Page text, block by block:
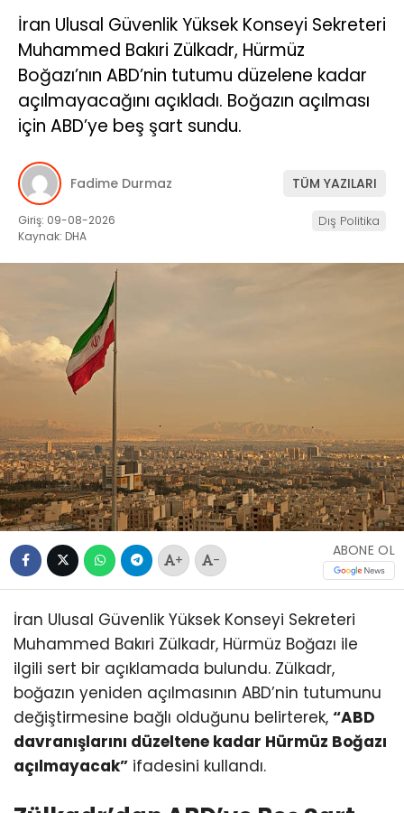
İran Ulusal Güvenlik Yüksek Konseyi Sekreteri
Muhammed Bakıri Zülkadr, Hürmüz
Boğazı’nın ABD’nin tutumu düzelene kadar
açılmayacağını açıkladı. Boğazın açılması
için ABD’ye beş şart sundu.
Fadime Durmaz TÜM YAZILARI
Giriş: 09-08-2026
Kaynak: DHA
Dış Politika
+ -
ABONE OL
İran Ulusal Güvenlik Yüksek Konseyi Sekreteri
Muhammed Bakıri Zülkadr, Hürmüz Boğazı ile
ilgili sert bir açıklamada bulundu. Zülkadr,
boğazın yeniden açılmasının ABD’nin tutumunu
değiştirmesine bağlı olduğunu belirterek, “ABD
davranışlarını düzeltene kadar Hürmüz Boğazı
açılmayacak” ifadesini kullandı.